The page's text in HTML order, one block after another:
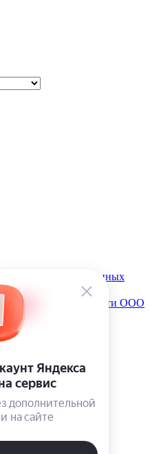
персональных данных
конфиденциальности ООО
}}
}}